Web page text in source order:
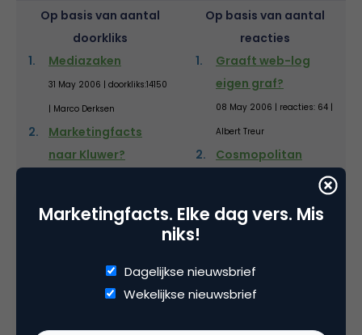
Op basis van aantal
doorkliks
Mediazaken
31 May 2006 | doorkliks:14150
| Marco Derksen
Marketingfacts
naar Kluwer?
Lordi!
doorkliks:9825 | Marco
Op basis van aantal
reacties
Graaft web-log
eigen graf?
08 May 2006 | reacties: 64 |
Albert Treur
Cosmopolitan
start met weblogs
Marco Derksen
land?
17 May 2006 | reacties: 36 |
Marketingfacts. Elke dag vers. Mis
niks!
Dagelijkse nieuwsbrief
Wekelijkse nieuwsbrief